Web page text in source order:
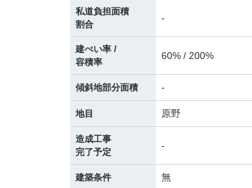
私道負担面積
割合
-
建ぺい率 /
容積率
60% / 200%
傾斜地部分面積 -
地目 原野
造成工事
完了予定
-
建築条件 無